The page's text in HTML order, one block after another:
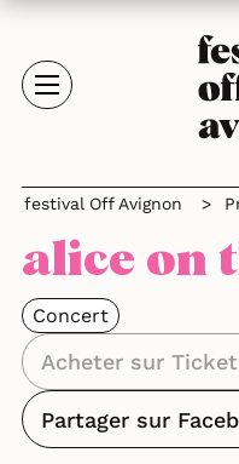
festival Off Avignon >
alice on
Concert
Acheter sur
Partager sur